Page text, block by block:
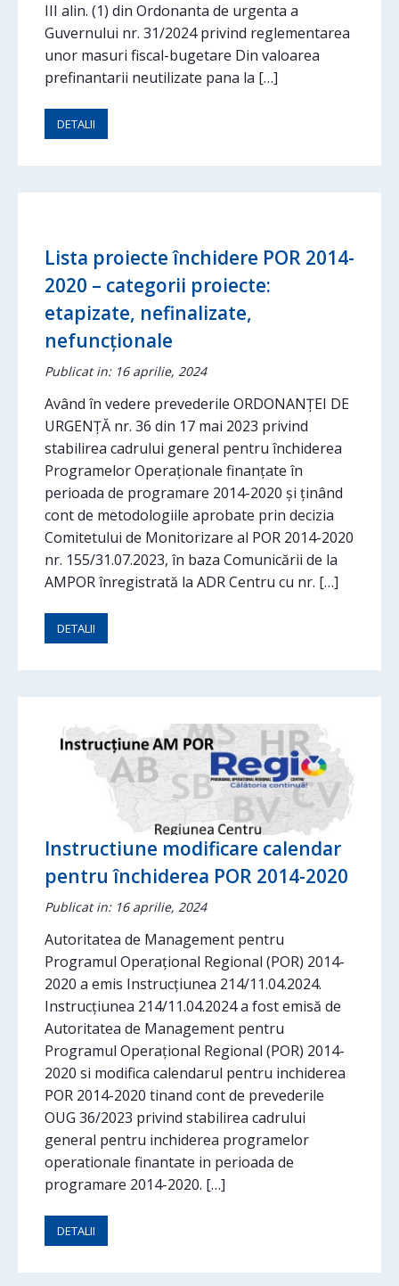
III alin. (1) din Ordonanta de urgenta a
Guvernului nr. 31/2024 privind reglementarea
unor masuri fiscal-bugetare Din valoarea
prefinantarii neutilizate pana la […]
DETALII
Lista proiecte închidere POR 2014-
2020 – categorii proiecte:
etapizate, nefinalizate,
nefuncționale
Publicat in: 16 aprilie, 2024
Având în vedere prevederile ORDONANŢEI DE
URGENŢĂ nr. 36 din 17 mai 2023 privind
stabilirea cadrului general pentru închiderea
Programelor Operaționale finanțate în
perioada de programare 2014-2020 și ținând
cont de metodologiile aprobate prin decizia
Comitetului de Monitorizare al POR 2014-2020
nr. 155/31.07.2023, în baza Comunicării de la
AMPOR înregistrată la ADR Centru cu nr. […]
DETALII
Instructiune modificare calendar
pentru închiderea POR 2014-2020
Publicat in: 16 aprilie, 2024
Autoritatea de Management pentru
Programul Operațional Regional (POR) 2014-
2020 a emis Instrucțiunea 214/11.04.2024.
Instrucțiunea 214/11.04.2024 a fost emisă de
Autoritatea de Management pentru
Programul Operațional Regional (POR) 2014-
2020 si modifica calendarul pentru inchiderea
POR 2014-2020 tinand cont de prevederile
OUG 36/2023 privind stabilirea cadrului
general pentru inchiderea programelor
operationale finantate in perioada de
programare 2014-2020. […]
DETALII